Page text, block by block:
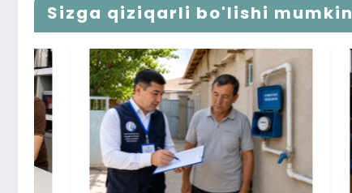
Sizga qiziqarli bo'lishi mumkin